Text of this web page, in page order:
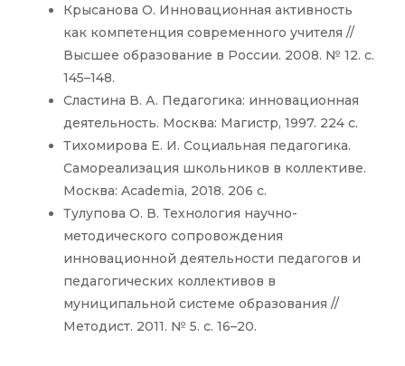
Крысанова О. Инновационная активность
как компетенция современного учителя //
Высшее образование в России. 2008. № 12. с.
145–148.
Сластина В. А. Педагогика: инновационная
деятельность. Москва: Магистр, 1997. 224 с.
Тихомирова Е. И. Социальная педагогика.
Самореализация школьников в коллективе.
Москва: Academia, 2018. 206 c.
Тулупова О. В. Технология научно-
методического сопровождения
инновационной деятельности педагогов и
педагогических коллективов в
муниципальной системе образования //
Методист. 2011. № 5. с. 16–20.